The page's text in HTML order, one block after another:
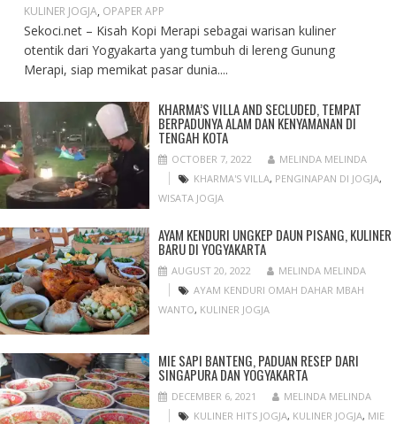
KULINER JOGJA, OPAPER APP
Sekoci.net – Kisah Kopi Merapi sebagai warisan kuliner
otentik dari Yogyakarta yang tumbuh di lereng Gunung
Merapi, siap memikat pasar dunia....
KHARMA’S VILLA AND SECLUDED, TEMPAT
BERPADUNYA ALAM DAN KENYAMANAN DI
TENGAH KOTA
OCTOBER 7, 2022
MELINDA MELINDA
KHARMA'S VILLA, PENGINAPAN DI JOGJA,
WISATA JOGJA
AYAM KENDURI UNGKEP DAUN PISANG, KULINER
BARU DI YOGYAKARTA
AUGUST 20, 2022
MELINDA MELINDA
AYAM KENDURI OMAH DAHAR MBAH
WANTO, KULINER JOGJA
MIE SAPI BANTENG, PADUAN RESEP DARI
SINGAPURA DAN YOGYAKARTA
DECEMBER 6, 2021
MELINDA MELINDA
KULINER HITS JOGJA, KULINER JOGJA, MIE